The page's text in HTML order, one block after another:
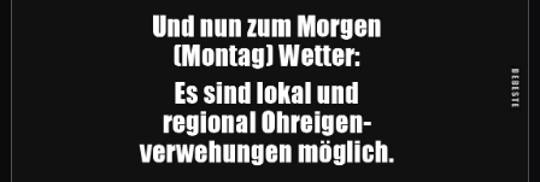
"Was machen Sie beruflich?" "Domina." "Kann
man davon leben?" "Na ja, man schlägt sich so